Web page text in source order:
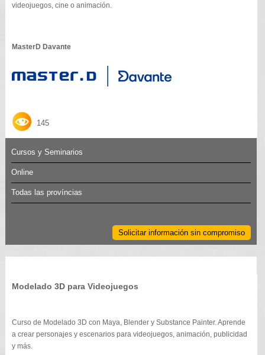
videojuegos, cine o animación.
MasterD Davante
145
Cursos y Seminarios
Online
Todas las províncias
Solicitar información sin compromiso
Modelado 3D para Videojuegos
Curso de Modelado 3D con Maya, Blender y Substance Painter. Aprende
a crear personajes y escenarios para videojuegos, animación, publicidad
y más.